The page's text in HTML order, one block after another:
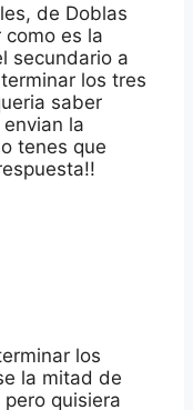
de Doblas
como es la
secundario a
los tres
saber
la
tenes que
los
la mitad de
quisiera